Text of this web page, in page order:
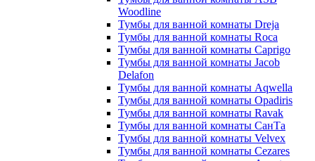
Woodline
Тумбы для ванной комнаты Dreja
Тумбы для ванной комнаты Roca
Тумбы для ванной комнаты Caprigo
Тумбы для ванной комнаты Jacob
Delafon
Тумбы для ванной комнаты Aqwella
Тумбы для ванной комнаты Opadiris
Тумбы для ванной комнаты Ravak
Тумбы для ванной комнаты СанТа
Тумбы для ванной комнаты Velvex
Тумбы для ванной комнаты Cezares